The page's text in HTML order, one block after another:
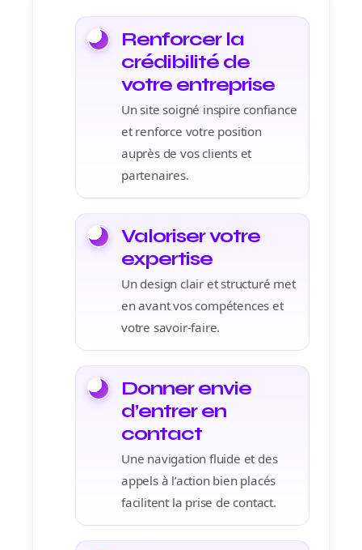
Renforcer la
crédibilité de
votre entreprise
Un site soigné inspire confiance
et renforce votre position
auprès de vos clients et
partenaires.
Valoriser votre
expertise
Un design clair et structuré met
en avant vos compétences et
votre savoir-faire.
Donner envie
d’entrer en
contact
Une navigation fluide et des
appels à l’action bien placés
facilitent la prise de contact.